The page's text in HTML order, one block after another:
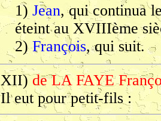
1) Jean, qui continua
éteint au XVIIIème
2)François, qui suit.
XII)de LA FAYE
Il eut pour petit-fils :